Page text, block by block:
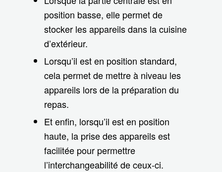
position basse, elle permet de
stocker les appareils dans la cuisine
d’extérieur.
Lorsqu’il est en position standard,
cela permet de mettre à niveau les
appareils lors de la préparation du
repas.
Et enfin, lorsqu’il est en position
haute, la prise des appareils est
facilitée pour permettre
l’interchangeabilité de ceux-ci.